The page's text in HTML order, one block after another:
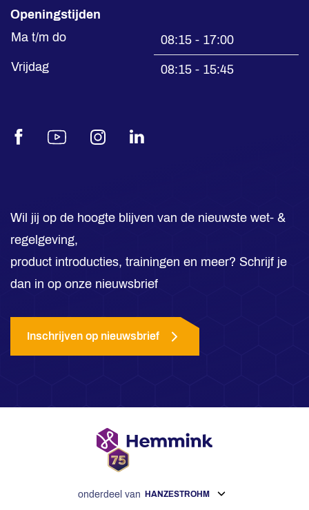
Openingstijden
Ma t/m do
08:15 - 17:00
Vrijdag
08:15 - 15:45
FacebookYoutubeInstagramLinkedIn
Wil jij op de hoogte blijven van de nieuwste wet- &
regelgeving,
product introducties, trainingen en meer? Schrijf je
dan in op onze nieuwsbrief
Inschrijven op nieuwsbrief
onderdeel van HANZESTROHM